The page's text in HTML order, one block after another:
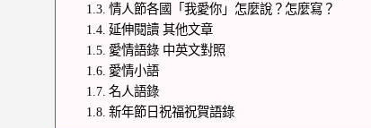
情人節各國「我愛你」怎麼說？怎麼寫？
延伸閱讀 其他文章
愛情語錄 中英文對照
愛情小語
名人語錄
新年節日祝福祝賀語錄